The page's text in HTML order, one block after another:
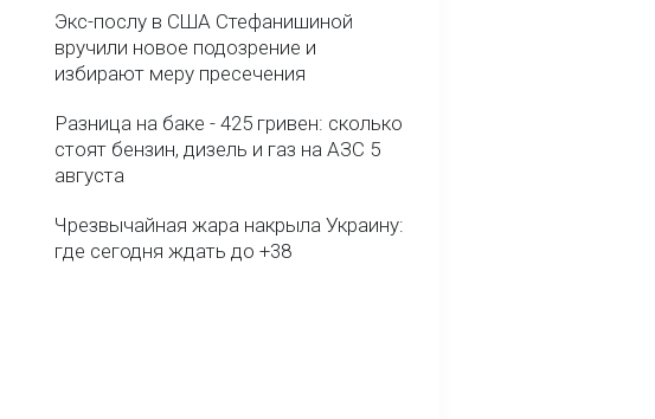
Экс-послу в США Стефанишиной
вручили новое подозрение и
избирают меру пресечения
Разница на баке - 425 гривен: сколько
стоят бензин, дизель и газ на АЗС 5
августа
Чрезвычайная жара накрыла Украину:
где сегодня ждать до +38